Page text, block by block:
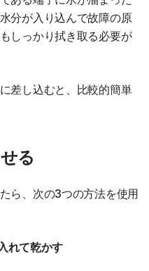
分が入り込んで故障の原
しっかり拭き取る必要が
差し込むと、比較的簡単
る
ら、次の3つの方法を使用
れて乾かす